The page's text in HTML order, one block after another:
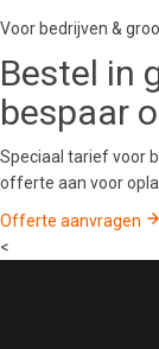
Voor bedrijven &
Bestel in
bespaar
Speciaal tarief voor
offerte aan voor
Offerte aanvragen
<